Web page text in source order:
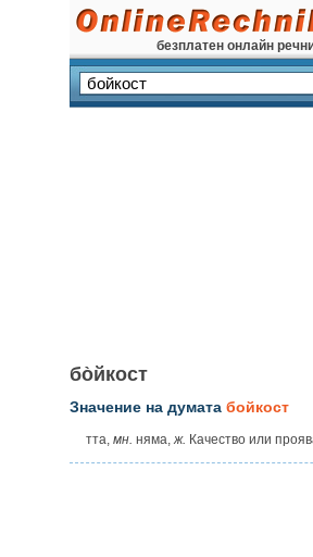
безплатен онлайн
бо̀йкост
Значение на думата бойкост
тта, мн. няма,ж. Качество или